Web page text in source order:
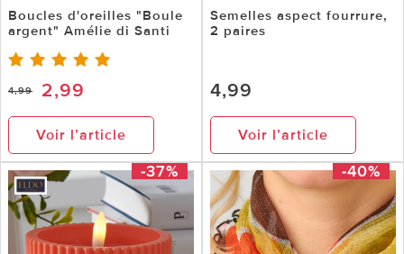
Boucles d'oreilles "Boule
argent" Amélie di Santi
4,99 2,99
Voir l’article
Semelles aspect fourrure,
2 paires
4,99
Voir l’article
-37% -40%